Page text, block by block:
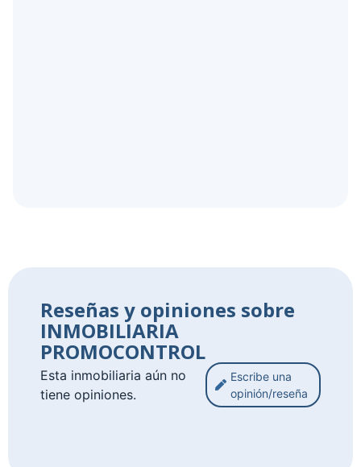
Reseñas y opiniones sobre
INMOBILIARIA
PROMOCONTROL
Esta inmobiliaria aún no
tiene opiniones.
Escribe una
opinión/reseña